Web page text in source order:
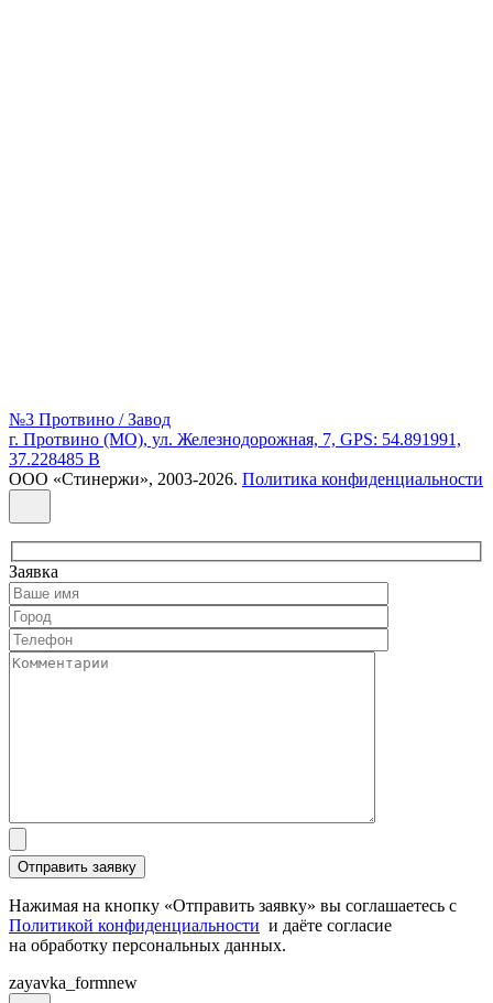
№3 Протвино / Завод
г. Протвино (МО), ул. Железнодорожная, 7, GPS: 54.891991,
37.228485 В
ООО «Стинержи», 2003-2026. Политика конфиденциальности
Заявка
Нажимая на кнопку «Отправить заявку» вы соглашаетесь с
Политикой конфиденциальности и даёте согласие
на обработку персональных данных.
zayavka_formnew